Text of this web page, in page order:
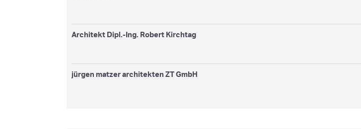
Architekt Dipl.-Ing. Robert Kirchtag
jürgen matzer architekten ZT GmbH